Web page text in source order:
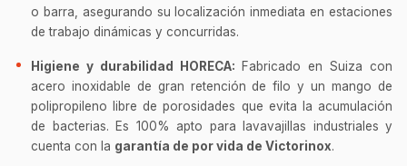
o barra, asegurando su localización inmediata en estaciones
de trabajo dinámicas y concurridas.
Higiene y durabilidad HORECA: Fabricado en Suiza con
acero inoxidable de gran retención de filo y un mango de
polipropileno libre de porosidades que evita la acumulación
de bacterias. Es 100% apto para lavavajillas industriales y
cuenta con la garantía de por vida de Victorinox.